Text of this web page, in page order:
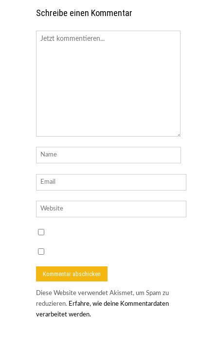
Schreibe einen Kommentar
Diese Website verwendet Akismet, um Spam zu
reduzieren. Erfahre, wie deine Kommentardaten
verarbeitet werden.